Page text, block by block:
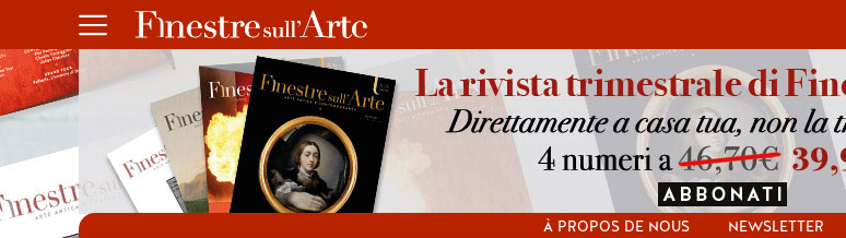
À PROPOS DE NOUS NEWSLETTER